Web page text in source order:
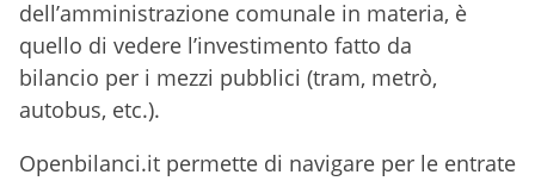
dell’amministrazione comunale in materia, è
quello di vedere l’investimento fatto da
bilancio per i mezzi pubblici (tram, metrò,
autobus, etc.).
Openbilanci.it permette di navigare per le entrate